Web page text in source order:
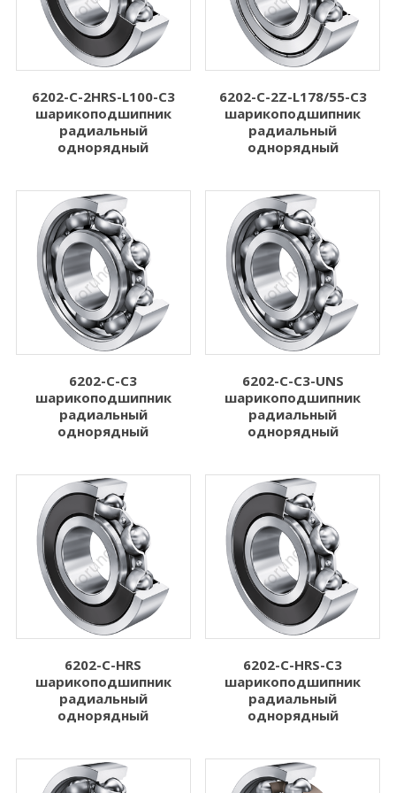
6202-C-2HRS-L100-C3
шарикоподшипник
радиальный
однорядный
6202-C-2Z-L178/55-C3
шарикоподшипник
радиальный
однорядный
6202-C-C3
шарикоподшипник
радиальный
однорядный
6202-C-C3-UNS
шарикоподшипник
радиальный
однорядный
6202-C-HRS
шарикоподшипник
радиальный
однорядный
6202-C-HRS-C3
шарикоподшипник
радиальный
однорядный